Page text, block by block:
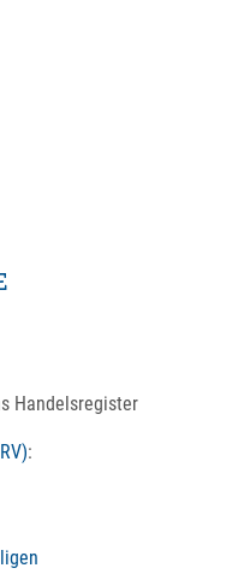
Handelsregister
: